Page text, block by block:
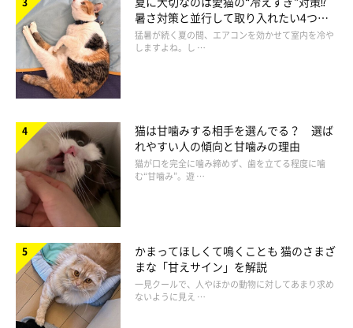
参考・写真／「ねこのきもち」2026年5月号『排泄トラブルの予防＆緩和に
アプローチ いいオシッコ・ウンチのためのハンドマッサージ』
「天突（てんとつ）」は、のどの少し下の中心線上にあるツボ。
消化器の不調やストレスによる食欲不振のケアのためにマッサー
ジすることが多いです。
マッサージ方法
暑さ対策と並行して取り入れたい4つの
工夫
猛暑が続く夏の間、エアコンを効かせて室内を冷や
しますよね。し …
猫は甘噛みする相手を選んでる？ 選ば
れやすい人の傾向と甘噛みの理由
猫が口を完全に噛み締めず、歯を立てる程度に噛
む“甘噛み”。遊 …
かまってほしくて鳴くことも 猫のさまざ
まな「甘えサイン」を解説
一見クールで、人やほかの動物に対してあまり求め
ないように見え …